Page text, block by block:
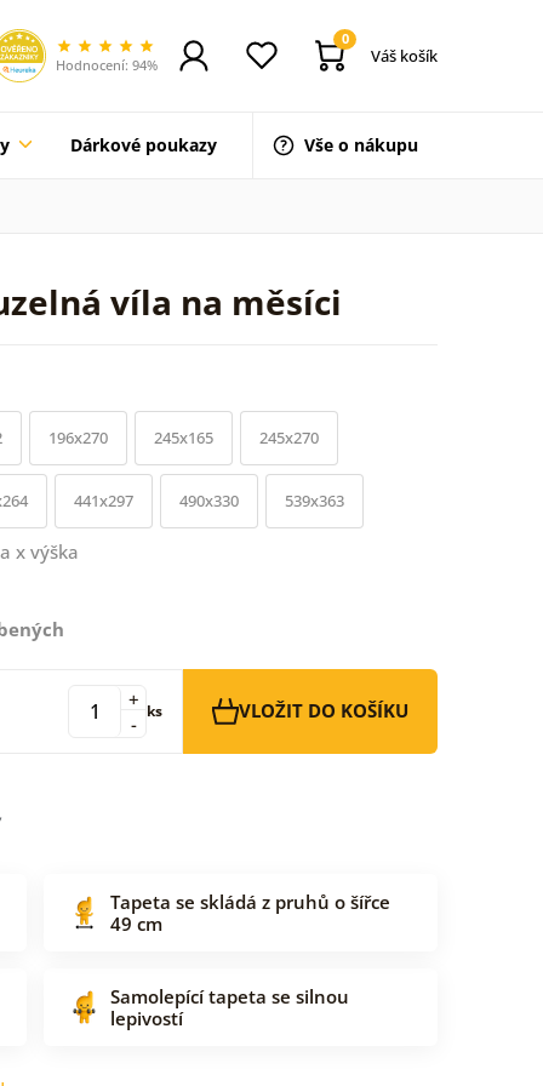
Hodnocení: 94%
0
Váš košík
Dárkové poukazy Vše o nákupu
víla na měsíci
196x270 245x165 245x270
441x297 490x330 539x363
x výška
-
+ ks VLOŽIT DO KOŠÍKU
Tapeta se skládá z pruhů o šířce
49 cm
Samolepící tapeta se silnou
lepivostí